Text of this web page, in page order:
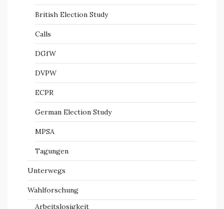
British Election Study
Calls
DGfW
DVPW
ECPR
German Election Study
MPSA
Tagungen
Unterwegs
Wahlforschung
Arbeitslosigkeit